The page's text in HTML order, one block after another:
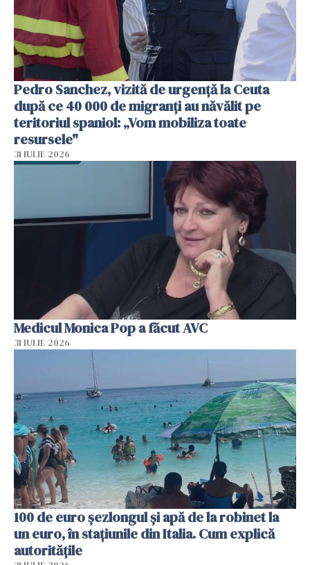
Pedro Sanchez, vizită de urgență la Ceuta
după ce 40 000 de migranți au năvălit pe
teritoriul spaniol: „Vom mobiliza toate
resursele"
31 IULIE 2026
Medicul Monica Pop a făcut AVC
31 IULIE 2026
100 de euro șezlongul și apă de la robinet la
un euro, în stațiunile din Italia. Cum explică
autoritățile